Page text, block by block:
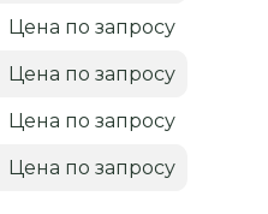
Цена по запросу
Цена по запросу
Цена по запросу
Цена по запросу